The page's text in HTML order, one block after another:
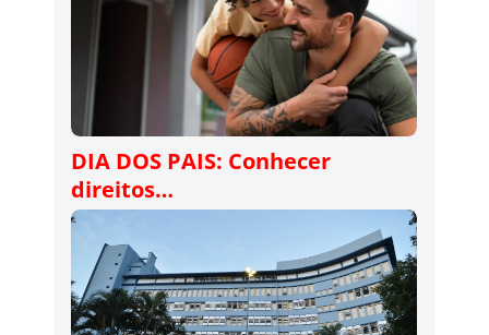
DIA DOS PAIS: Conhecer
direitos…